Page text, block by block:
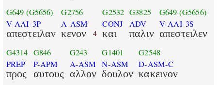
G649 (G5656)
V-AAI-3P
απεστειλαν
G2756
A-ASM
κενον 4
G2532
CONJ
και
G3825
ADV
παλιν
G649 (G5656)
V-AAI-3S
απεστειλεν
G4314
PREP
προς
G846
P-APM
αυτους
G243
A-ASM
αλλον
G1401
N-ASM
δουλον
G2548
D-ASM-C
κακεινον